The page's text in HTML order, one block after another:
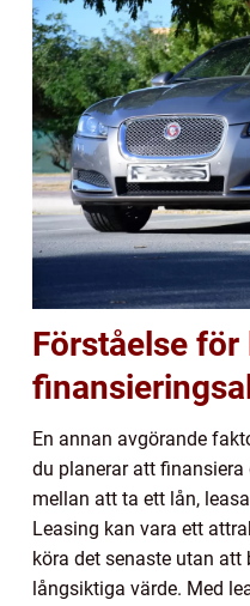
Förståelse
En annan avgörande
du planerar att
mellan att ta ett lån,
Leasing kan vara ett
köra det senaste utan
långsiktiga värde. Med